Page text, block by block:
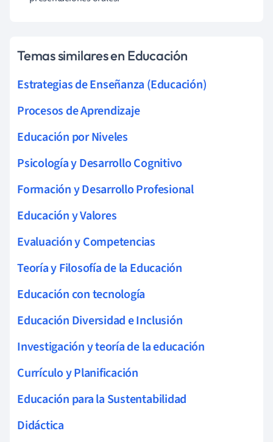
Temas similares en Educación
Estrategias de Enseñanza (Educación)
Procesos de Aprendizaje
Educación por Niveles
Psicología y Desarrollo Cognitivo
Formación y Desarrollo Profesional
Educación y Valores
Evaluación y Competencias
Teoría y Filosofía de la Educación
Educación con tecnología
Educación Diversidad e Inclusión
Investigación y teoría de la educación
Currículo y Planificación
Educación para la Sustentabilidad
Didáctica